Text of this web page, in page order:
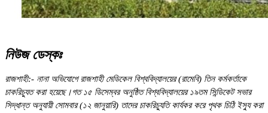
নিউজ ডেস্কঃ
রাজশাহী:- নানা অভিযোগে রাজশাহী মেডিকেল বিশ্ববিদ্যালয়ের (রামেবি) তিন কর্মকর্তাকে
চাকরিচ্যুত করা হয়েছে।গত ১৫ ডিসেম্বর অনুষ্ঠিত বিশ্ববিদ্যালয়ের ১৯তম সিন্ডিকেট সভার
সিদ্ধান্ত অনুযায়ী সোমবার (১২ জানুয়ারি) তাদের চাকরিচ্যুতি কার্যকর করে পৃথক চিঠি ইস্যু করা